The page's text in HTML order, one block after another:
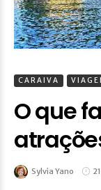
CARAIVA
O que
Sylvia Yano